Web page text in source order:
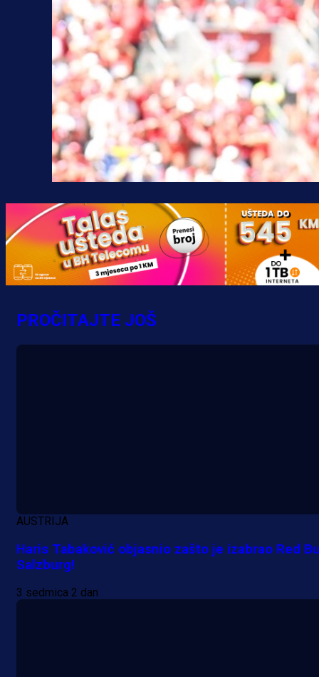
A Selekcija
Lukić seli u Bundesligu? Dva
PROČITAJTE JOŠ
AUSTRIJA
Haris Tabaković objasnio zašto je izabrao Red
Salzburg!
3 sedmica 2 dan